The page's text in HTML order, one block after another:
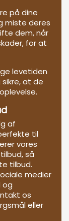
på dine
miste deres
dem, når
for at
levetiden
at de
af
til
vores
så
tilbud.
medier
og
os
eller